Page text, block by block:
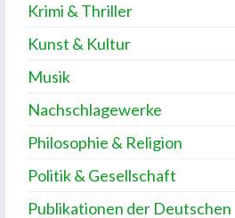
Krimi & Thriller
Kunst & Kultur
Musik
Nachschlagewerke
Philosophie & Religion
Politik & Gesellschaft
Publikationen der Deutschen